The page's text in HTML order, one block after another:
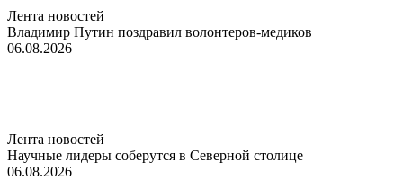
Лента новостей
Владимир Путин поздравил волонтеров-медиков
06.08.2026
Лента новостей
Научные лидеры соберутся в Северной столице
06.08.2026